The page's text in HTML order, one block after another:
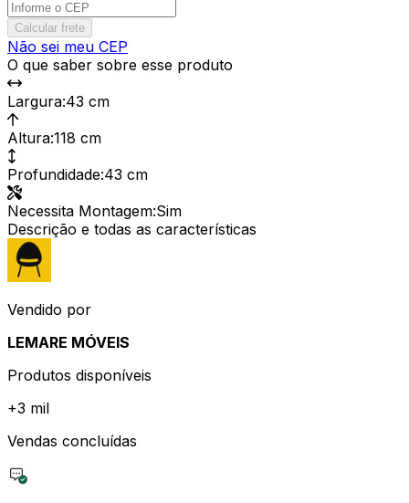
Calcular frete
Não sei meu CEP
O que saber sobre esse produto
Largura:43 cm
Altura:118 cm
Profundidade:43 cm
Necessita Montagem:Sim
Descrição e todas as características
Vendido por
LEMARE MÓVEIS
Produtos disponíveis
+3 mil
Vendas concluídas